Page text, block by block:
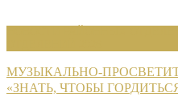
МУЗЫКАЛЬНО-
«ЗНАТЬ, ЧТОБЫ